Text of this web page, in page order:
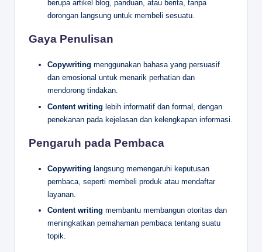
berupa artikel blog, panduan, atau berita, tanpa
dorongan langsung untuk membeli sesuatu.
Gaya Penulisan
Copywriting menggunakan bahasa yang persuasif
dan emosional untuk menarik perhatian dan
mendorong tindakan.
Content writing lebih informatif dan formal, dengan
penekanan pada kejelasan dan kelengkapan informasi.
Pengaruh pada Pembaca
Copywriting langsung memengaruhi keputusan
pembaca, seperti membeli produk atau mendaftar
layanan.
Content writing membantu membangun otoritas dan
meningkatkan pemahaman pembaca tentang suatu
topik.